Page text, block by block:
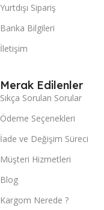
Yurtdışı Sipariş
Banka Bilgileri
İletişim
Merak Edilenler
Sıkça Sorulan Sorular
Ödeme Seçenekleri
İade ve Değişim Süreci
Müşteri Hizmetleri
Blog
Kargom Nerede ?